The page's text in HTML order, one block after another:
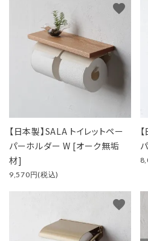
【日本製】SALA トイレットペー
パーホルダー W [オーク無垢
材]
9,570円(税込)
favorite
favorite
キーワード
検索す